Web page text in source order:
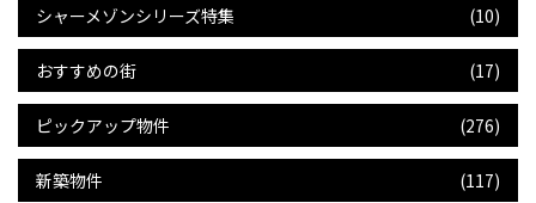
シャーメゾンシリーズ特集 (10)
おすすめの街 (17)
ピックアップ物件 (276)
新築物件 (117)